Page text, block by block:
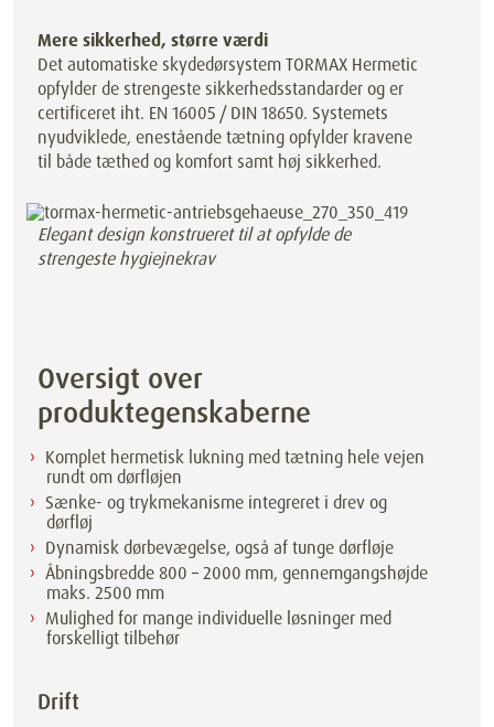
Mere sikkerhed, større værdi
Det automatiske skydedørsystem TORMAX Hermetic
opfylder de strengeste sikkerhedsstandarder og er
certificeret iht. EN 16005 / DIN 18650. Systemets
nyudviklede, enestående tætning opfylder kravene
til både tæthed og komfort samt høj sikkerhed.
Elegant design konstrueret til at opfylde de
strengeste hygiejnekrav
Oversigt over
produktegenskaberne
Komplet hermetisk lukning med tætning hele vejen
rundt om dørfløjen
Sænke- og trykmekanisme integreret i drev og
dørfløj
Dynamisk dørbevægelse, også af tunge dørfløje
Åbningsbredde 800 – 2000 mm, gennemgangshøjde
maks. 2500 mm
Mulighed for mange individuelle løsninger med
forskelligt tilbehør
Drift